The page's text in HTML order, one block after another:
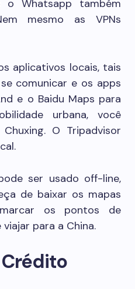
o Whatsapp também
mesmo as VPNs
aplicativos locais, tais
comunicar e os apps
e o Baidu Maps para
urbana, você
O Tripadvisor
ser usado off-line,
de baixar os mapas
os pontos de
para a China.
Crédito